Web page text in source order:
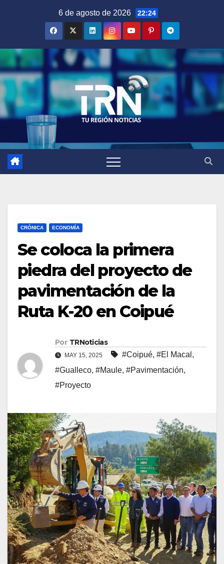
6 de agosto de 2026 22:24
CRÓNICA ECONOMÍA
Se coloca la primera
piedra del proyecto de
pavimentación de la
Ruta K-20 en Coipué
Por TRNoticias
MAY 15, 2025 #Coipué, #El Macal ,
#Gualleco, #Maule, #Pavimentación,
#Proyecto